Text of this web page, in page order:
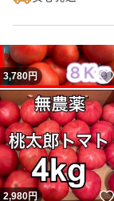
3,780円
2,980円